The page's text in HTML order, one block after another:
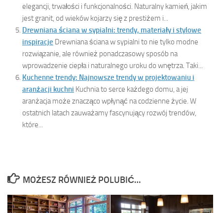
elegancji, trwałości i funkcjonalności. Naturalny kamień, jakim
jest granit, od wieków kojarzy się z prestiżem i...
Drewniana ściana w sypialni: trendy, materiały i stylowe
inspiracje Drewniana ściana w sypialni to nie tylko modne
rozwiązanie, ale również ponadczasowy sposób na
wprowadzenie ciepła i naturalnego uroku do wnętrza. Taki...
Kuchenne trendy: Najnowsze trendy w projektowaniu i
aranżacji kuchni Kuchnia to serce każdego domu, a jej
aranżacja może znacząco wpłynąć na codzienne życie. W
ostatnich latach zauważamy fascynujący rozwój trendów,
które...
MOŻESZ RÓWNIEŻ POLUBIĆ…